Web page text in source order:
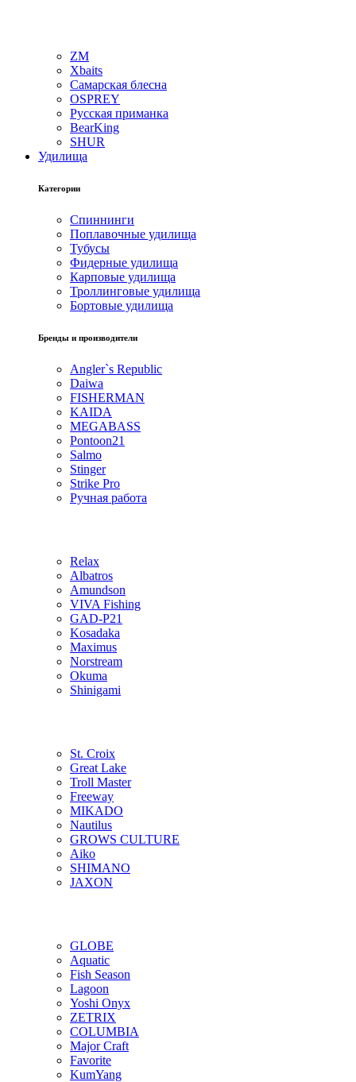
ZM
Xbaits
Самарская блесна
OSPREY
Русская приманка
BearKing
SHUR
Удилища
Категории
Спиннинги
Поплавочные удилища
Тубусы
Фидерные удилища
Карповые удилища
Троллинговые удилища
Бортовые удилища
Бренды и производители
Angler`s Republic
Daiwa
FISHERMAN
KAIDA
MEGABASS
Pontoon21
Salmo
Stinger
Strike Pro
Ручная работа
Relax
Albatros
Amundson
VIVA Fishing
GAD-P21
Kosadaka
Maximus
Norstream
Okuma
Shinigami
St. Croix
Great Lake
Troll Master
Freeway
MIKADO
Nautilus
GROWS CULTURE
Aiko
SHIMANO
JAXON
GLOBE
Aquatic
Fish Season
Lagoon
Yoshi Onyx
ZETRIX
COLUMBIA
Major Craft
Favorite
KumYang